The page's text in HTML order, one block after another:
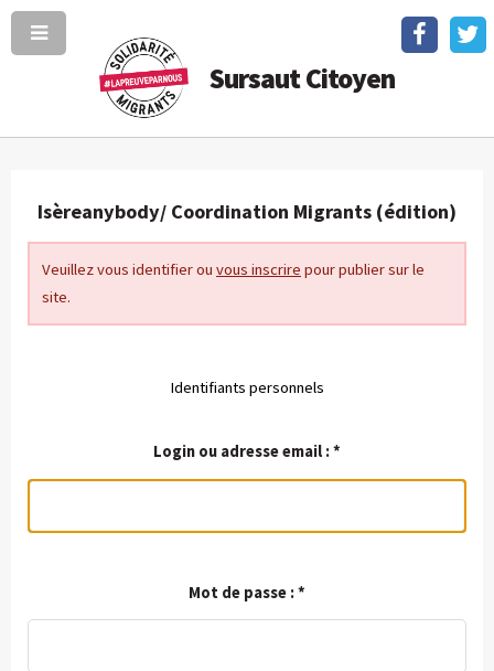
Sursaut Citoyen
Isèreanybody/ Coordination Migrants (édition)
Veuillez vous identifier ou vous inscrire pour publier sur le
site.
Identifiants personnels
Login ou adresse email :*
Mot de passe :*